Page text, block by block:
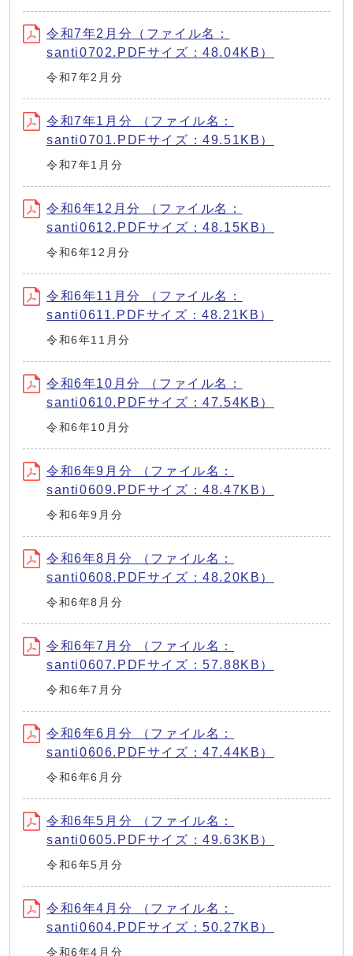
令和7年2月分（ファイル名：
santi0702.PDFサイズ：48.04KB）
令和7年2月分
令和7年1月分 （ファイル名：
santi0701.PDFサイズ：49.51KB）
令和7年1月分
令和6年12月分 （ファイル名：
santi0612.PDFサイズ：48.15KB）
令和6年12月分
令和6年11月分 （ファイル名：
santi0611.PDFサイズ：48.21KB）
令和6年11月分
令和6年10月分 （ファイル名：
santi0610.PDFサイズ：47.54KB）
令和6年10月分
令和6年9月分 （ファイル名：
santi0609.PDFサイズ：48.47KB）
令和6年9月分
令和6年8月分 （ファイル名：
santi0608.PDFサイズ：48.20KB）
令和6年8月分
令和6年7月分 （ファイル名：
santi0607.PDFサイズ：57.88KB）
令和6年7月分
令和6年6月分 （ファイル名：
santi0606.PDFサイズ：47.44KB）
令和6年6月分
令和6年5月分 （ファイル名：
santi0605.PDFサイズ：49.63KB）
令和6年5月分
令和6年4月分 （ファイル名：
santi0604.PDFサイズ：50.27KB）
令和6年4月分